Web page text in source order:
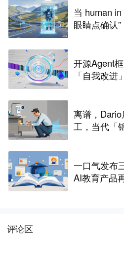
当 human
眼睛点确认
开源Agent
「自我改
离谱，
工，当代「
一口气发布
AI教育产品
评论区